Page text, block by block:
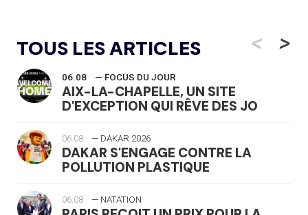
TOUS LES ARTICLES <
06.08 — FOCUS DU JOUR
AIX-LA-CHAPELLE, UN SITE
D'EXCEPTION QUI RÊVE DES JO
06.08 — DAKAR 2026
DAKAR S'ENGAGE CONTRE LA
POLLUTION PLASTIQUE
06.08 — NATATION
>